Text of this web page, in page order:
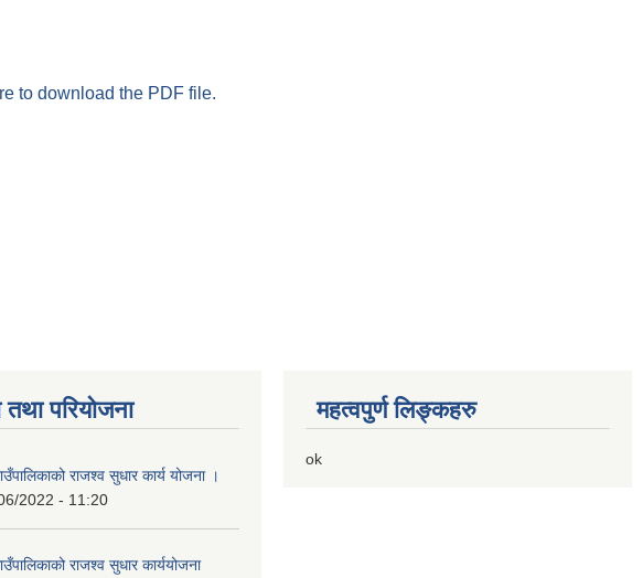
to download the PDF file.
तथा परियोजना
राजश्व सुधार कार्य योजना ।
2022 - 11:20
राजश्व सुधार कार्ययोजना
महत्वपुर्ण लिङ्कहरु
ok